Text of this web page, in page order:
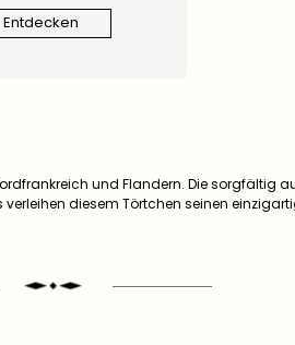
Entdecken
und Flandern. Die sorgfältig
diesem Törtchen seinen